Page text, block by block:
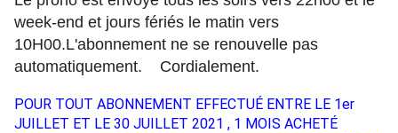
week-end et jours fériés le matin vers
10H00.L'abonnement ne se renouvelle pas
automatiquement. Cordialement.
POUR TOUT ABONNEMENT EFFECTUÉ ENTRE LE 1er
JUILLET ET LE 30 JUILLET 2021 , 1 MOIS ACHETÉ